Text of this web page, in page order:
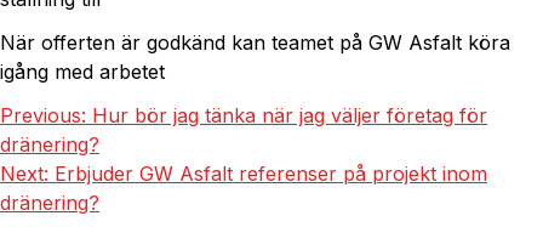
När offerten är godkänd kan teamet på GW Asfalt köra
igång med arbetet
Previous: Hur bör jag tänka när jag väljer företag för
dränering?
Next: Erbjuder GW Asfalt referenser på projekt inom
dränering?